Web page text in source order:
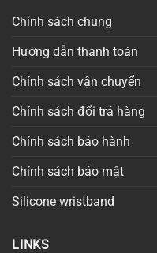
Chính sách chung
Hướng dẫn thanh toán
Chính sách vận chuyển
Chính sách đổi trả hàng
Chính sách bảo hành
Chính sách bảo mật
Silicone wristband
LINKS